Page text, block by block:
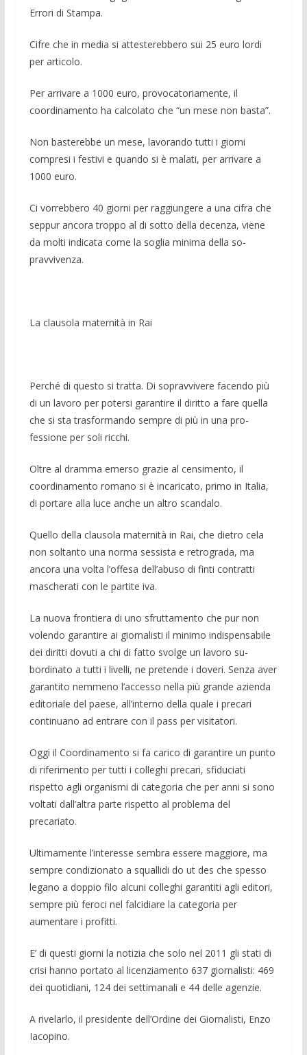
Errori di Stampa.
Cifre che in media si attesterebbero sui 25 euro lordi
per articolo.
Per arrivare a 1000 euro, provocatoria­mente, il
coordinamento ha calcolato che “un mese non basta”.
Non basterebbe un mese, lavorando tutti i giorni
compresi i festivi e quando si è malati, per arrivare a
1000 euro.
Ci vorrebbero 40 giorni per raggiunge­re a una cifra che
seppur ancora troppo al di sotto della decenza, viene
da molti in­dicata come la soglia minima della so­
pravvivenza.
La clausola maternità in Rai
Perché di questo si tratta. Di sopravvi­vere facendo più
di un la­voro per potersi garantire il diritto a fare quella
che si sta trasformando sempre di più in una pro­
fessione per soli ricchi.
Oltre al dramma emerso grazie al cen­simento, il
coordinamento romano si è incaricato, primo in Italia,
di portare alla luce anche un altro scandalo.
Quello della clausola maternità in Rai, che dietro cela
non soltanto una norma sessista e retrograda, ma
ancora una vol­ta l’offesa dell’abuso di finti contratti
mascherati con le partite iva.
La nuova frontiera di uno sfruttamento che pur non
volendo garantire ai giorna­listi il minimo indispensabile
dei diritti dovuti a chi di fatto svolge un lavoro su­
bordinato a tutti i livelli, ne pretende i doveri. Senza aver
garantito nemmeno l’acces­so nella più grande azienda
editoriale del paese, all’interno della quale i precari
continuano ad entrare con il pass per vi­sitatori.
Oggi il Coordinamento si fa carico di garantire un punto
di riferimento per tutti i colleghi precari, sfiduciati
rispetto agli organismi di categoria che per anni si sono
voltati dall’altra parte rispetto al problema del
precariato.
Ultimamente l’interesse sembra essere maggiore, ma
sempre condizionato a squallidi do ut des che spesso
legano a doppio filo alcuni colleghi garantiti agli editori,
sempre più feroci nel falcidiare la categoria per
aumentare i profitti.
E’ di questi giorni la notizia che solo nel 2011 gli stati di
crisi hanno portato al licenziamento 637 giornalisti: 469
dei quotidiani, 124 dei settimanali e 44 delle agenzie.
A rivelarlo, il presidente dell’Ordine dei Giornalisti, Enzo
Iacopino.